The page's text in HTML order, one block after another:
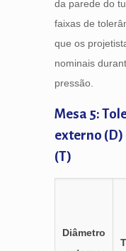
da parede do
faixas de
que os
nominais
pressão.
Mesa 5:
externo (D)
(T)
Diâmetro